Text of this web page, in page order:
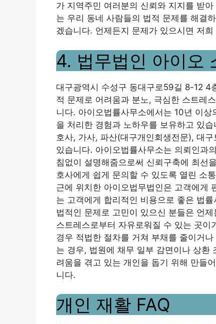
가 지역주민 여러분의 신뢰와 지지를 받
는 우리 동네 사람들의 법적 문제를 해결
겠습니다. 언제든지 문제가 있으시면 저
4. 법무법인 아이오
대구광역시 수성구 동대구로59길 8-12 4
적 문제로 어려움과 분노, 극심한 스트레
니다. 아이오법률사무소에서는 10년 이
을 처리한 경험과 노하우를 보유하고 있
호사, 가사, 파산(대구개인회생전문), 대
있습니다. 아이오법률사무소는 의뢰인과
침없이 설명해줌으로써 신뢰구축에 최선
호사에게 쉽게 문의할 수 있도록 열린 소
근에 위치한 아이오법무법인은 고객에게
는 고객에게 합리적인 비용으로 좋은 법
법적인 문제로 고민이 있으신 분들은 언
스트레스로부터 자유로워질 수 있는 곳
경우 적법한 절차를 거쳐 부채를 줄이거
는 경우, 법원에 채무 일부 감면이나 상환
려움을 겪고 있는 개인을 돕기 위해 만들
니다.
개인 재활 FAQ